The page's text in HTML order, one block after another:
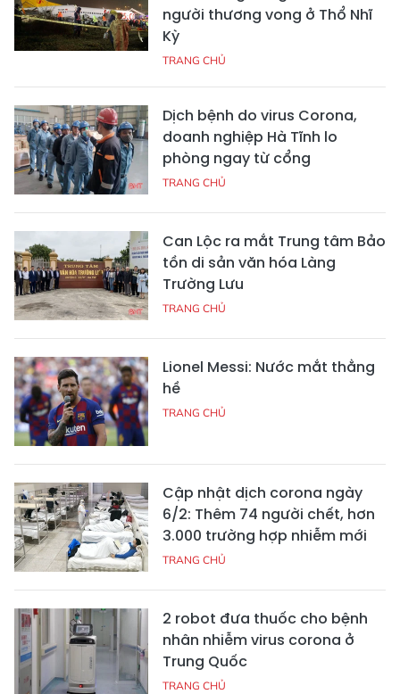
người thương vong ở Thổ Nhĩ
Kỳ
TRANG CHỦ
Dịch bệnh do virus Corona,
doanh nghiệp Hà Tĩnh lo
phòng ngay từ cổng
TRANG CHỦ
Can Lộc ra mắt Trung tâm Bảo
tồn di sản văn hóa Làng
Trường Lưu
TRANG CHỦ
Lionel Messi: Nước mắt thằng
hề
TRANG CHỦ
Cập nhật dịch corona ngày
6/2: Thêm 74 người chết, hơn
3.000 trường hợp nhiễm mới
TRANG CHỦ
2 robot đưa thuốc cho bệnh
nhân nhiễm virus corona ở
Trung Quốc
TRANG CHỦ